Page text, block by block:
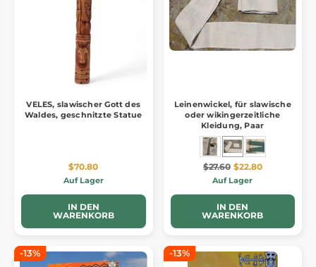
VELES, slawischer Gott des
Waldes, geschnitzte Statue
$70.80
Auf Lager
IN DEN
WARENKORB
Leinenwickel, für slawische
oder wikingerzeitliche
Kleidung, Paar
$27.60 $22.80
Auf Lager
IN DEN
WARENKORB
-13% -13%